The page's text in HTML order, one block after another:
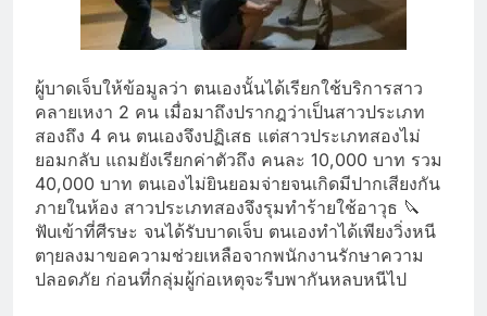
ผู้บาดเจ็บให้ข้อมูลว่า ตนเองนั้นได้เรียกใช้บริการสาว
คลายเหงา 2 คน เมื่อมาถึงปรากฎว่าเป็นสาวประเภท
สองถึง 4 คน ตนเองจึงปฏิเสธ แต่สาวประเภทสองไม่
ยอมกลับ แถมยังเรียกค่าตัวถึง คนละ 10,000 บาท รวม
40,000 บาท ตนเองไม่ยินยอมจ่ายจนเกิดมีปากเสียงกัน
ภายในห้อง สาวประเภทสองจึงรุมทำร้ายใช้อาวุธ 🔪
ฟัuเข้าที่ศีรษะ จนได้รับบาดเจ็บ ตนเองทำได้เพียงวิ่งหนี
ตๅยลงมาขอความช่วยเหลือจากพนักงานรักษาความ
ปลอดภัย ก่อนที่กลุ่มผู้ก่อเหตุจะรีบพากันหลบหนีไป